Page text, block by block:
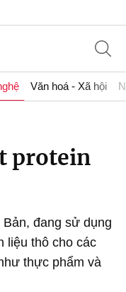
Văn hoá - Xã hội
protein
đang sử dụng
liệu thô cho các
thực phẩm và